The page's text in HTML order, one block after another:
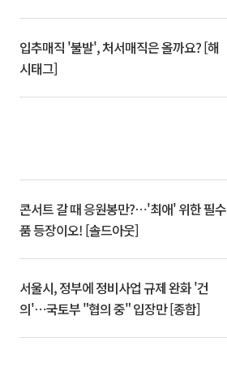
입추매직 '불발', 처서매직은 올까요? [해
시태그]
콘서트 갈 때 응원봉만?⋯'최애' 위한 필수
품 등장이오! [솔드아웃]
서울시, 정부에 정비사업 규제 완화 '건
의'⋯국토부 "협의 중" 입장만 [종합]